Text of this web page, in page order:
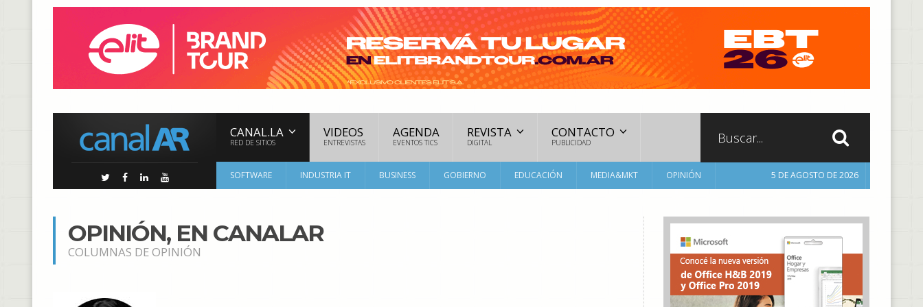
CANAL.LA
RED DE SITIOS
VIDEOS
ENTREVISTAS
AGENDA
EVENTOS TICS
REVISTA
DIGITAL
CONTACTO
PUBLICIDAD
SOFTWARE INDUSTRIA IT BUSINESS GOBIERNO EDUCACIÓN MEDIA&MKT OPINIÓN 5 DE AGOSTO DE 2026
OPINIÓN, EN CANALAR
COLUMNAS DE OPINIÓN